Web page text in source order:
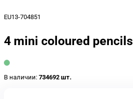
EU13-704851
4 mini coloured pencils
В наличии: 734692 шт.